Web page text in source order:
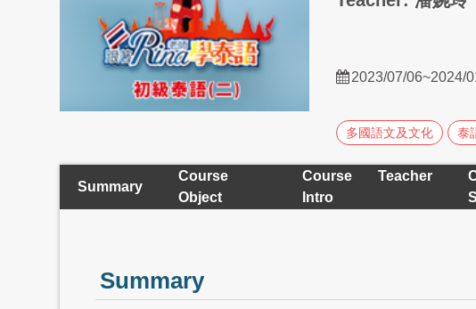
2023/07/06~2024/
多國語文及文化 泰
Summary
Course
Object
Course Teacher
Intro
Summary